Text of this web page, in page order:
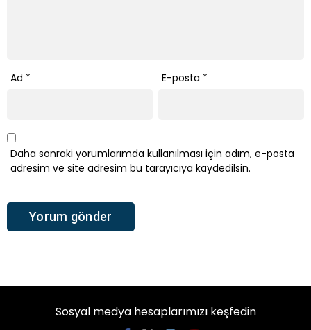
Ad * E-posta *
Daha sonraki yorumlarımda kullanılması için adım, e-posta
adresim ve site adresim bu tarayıcıya kaydedilsin.
Sosyal medya hesaplarımızı keşfedin